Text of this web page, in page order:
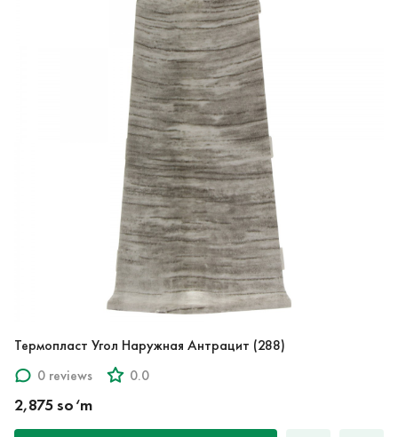
Термопласт Угол Наружная Антрацит (288)
0 reviews
0.0
2,875 so‘m